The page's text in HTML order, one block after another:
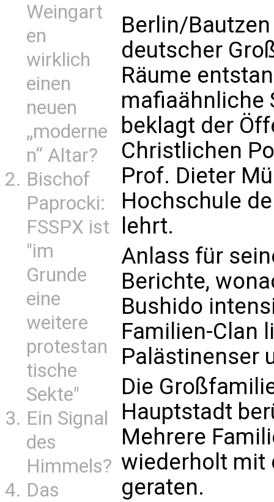
Weingart
en
wirklich
einen
neuen
„moderne
n“ Altar?
Bischof
Paprocki:
FSSPX ist
"im
Grunde
eine
weitere
protestan
tische
Sekte"
Ein Signal
des
Himmels?
Das
Berlin/
deutscher
Räume
mafiaähnliche
beklagt der
Christlichen
Prof. Dieter
Hochschule
lehrt.
Anlass für
Berichte,
Bushido
Familien-Clan
Palästinenser
Die
Hauptstadt
Mehrere
wiederholt mit
geraten.